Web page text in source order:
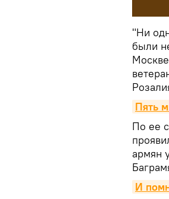
"Ни
были
Пять
По ее
армян
И